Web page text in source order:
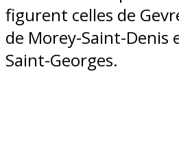
figurent celles de
de Morey-Saint-Denis
Saint-Georges.